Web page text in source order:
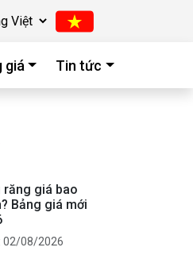
giá Tin tức
răng giá bao
Bảng giá mới
02/08/2026